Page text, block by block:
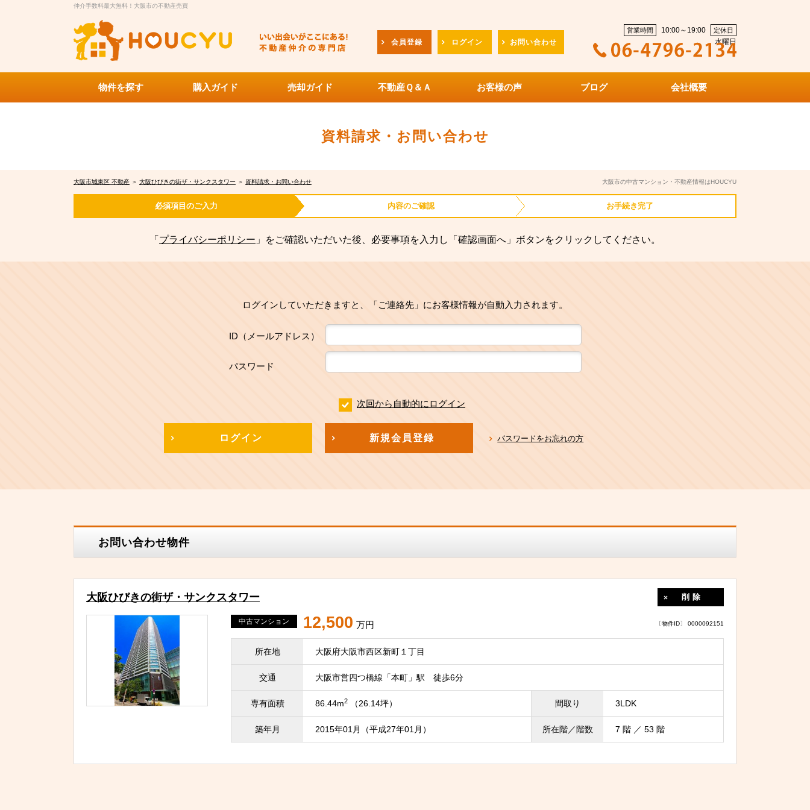
仲介手数料最大無料！大阪市の不動産売買
会員登録 ログイン お問い合わせ
営業時間 10:00～19:00 定休日
水曜日
物件を探す 購入ガイド 売却ガイド 不動産Ｑ＆Ａ お客様の声 ブログ 会社概要
資料請求・お問い合わせ
大阪市城東区 不動産 ＞ 大阪ひびきの街ザ・サンクスタワー ＞ 資料請求・お問い合わせ 大阪市の中古マンション・不動産情報はHOUCYU
必須項目のご入力 内容のご確認 お手続き完了
「 プライバシーポリシー 」をご確認いただいた後、必要事項を入力し「確認画面へ」ボタンをクリックしてください。
ログインしていただきますと、「ご連絡先」にお客様情報が自動入力されます。
ID（メールアドレス）
パスワード
次回から自動的にログイン
ログイン 新規会員登録 パスワードをお忘れの方
お問い合わせ物件
大阪ひびきの街ザ・サンクスタワー 削除
〔物件ID〕 0000092151
中古マンション 12,500 万円
所在地 大阪府大阪市西区新町１丁目
交通 大阪市営四つ橋線「本町」駅 徒歩6分
専有面積 86.44m2 （26.14坪） 間取り 3LDK
築年月 2015年01月（平成27年01月） 所在階／階数 7 階 ／ 53 階